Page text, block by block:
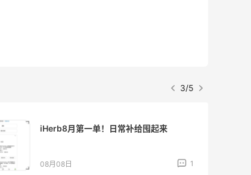
4/5
为了这家烧烤，我必然还要再去新疆
08月07日 1